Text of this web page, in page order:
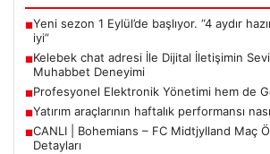
■Yeni sezon 1 Eylül’de başlıyor. “4 aydır
iyi”
■Kelebek chat adresi İle Dijital İletişimin
Muhabbet Deneyimi
■Profesyonel Elektronik Yönetimi hem de
■Yatırım araçlarının haftalık performansı
■CANLI | Bohemians – FC Midtjylland Maç
Detayları